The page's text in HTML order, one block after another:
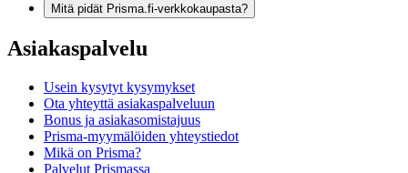
Mitä pidät Prisma.fi-verkkokaupasta?
Asiakaspalvelu
Usein kysytyt kysymykset
Ota yhteyttä asiakaspalveluun
Bonus ja asiakasomistajuus
Prisma-myymälöiden yhteystiedot
Mikä on Prisma?
Palvelut Prismassa